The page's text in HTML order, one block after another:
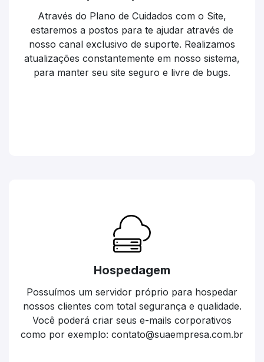
Através do Plano de Cuidados com o Site,
estaremos a postos para te ajudar através de
nosso canal exclusivo de suporte. Realizamos
atualizações constantemente em nosso sistema,
para manter seu site seguro e livre de bugs.
Hospedagem
Possuímos um servidor próprio para hospedar
nossos clientes com total segurança e qualidade.
Você poderá criar seus e-mails corporativos
como por exemplo: contato@suaempresa.com.br